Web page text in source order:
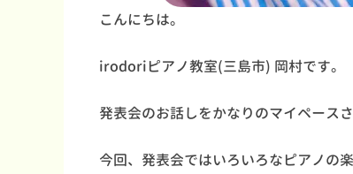
こんにちは。
irodoriピアノ教室(三島市) 岡村です。
発表会のお話しをかなりのマイペース
今回、発表会ではいろいろなピアノの